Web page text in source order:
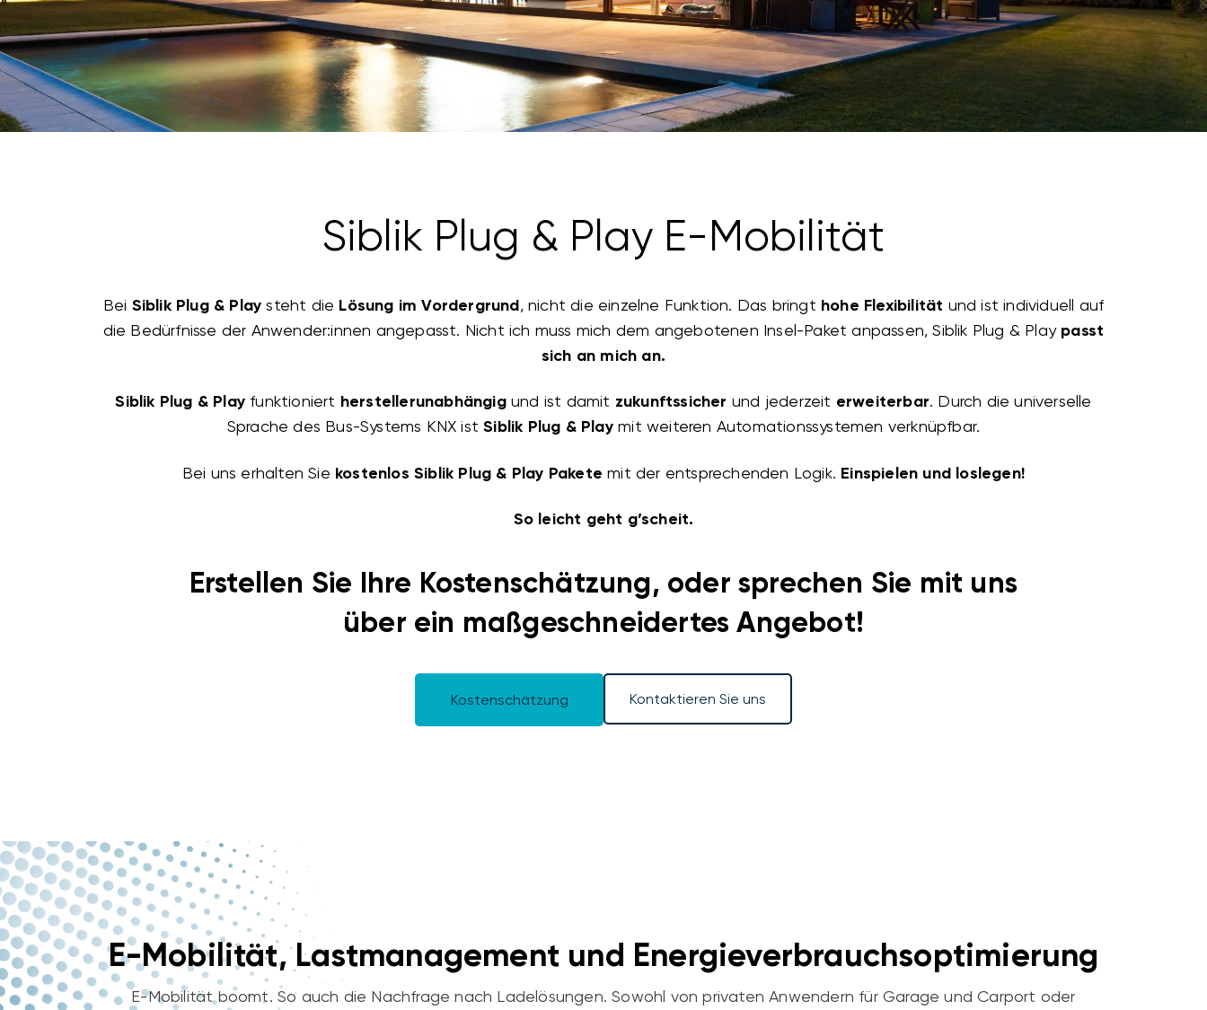
Siblik Plug & Play E-Mobilität
Bei Siblik Plug & Play steht die Lösung im Vordergrund, nicht die einzelne Funktion. Das bringt hohe Flexibilität und ist individuell auf
die Bedürfnisse der Anwender:innen angepasst. Nicht ich muss mich dem angebotenen Insel-Paket anpassen, Siblik Plug & Playpasst
sich an mich an.
Siblik Plug & Play funktioniert herstellerunabhängigund ist damit zukunftssicher und jederzeit erweiterbar. Durch die universelle
Sprache des Bus-Systems KNX istSiblik Plug & Playmit weiteren Automationssystemen verknüpfbar.
Bei uns erhalten Sie kostenlos Siblik Plug & Play Pakete mit der entsprechenden Logik. Einspielen und loslegen!
So leicht geht g’scheit.
Erstellen Sie Ihre Kostenschätzung, oder sprechen Sie mit uns
über ein maßgeschneidertes Angebot!
Kostenschätzung Kontaktieren Sie uns
E-Mobilität, Lastmanagement und Energieverbrauchsoptimierung
E-Mobilität boomt. So auch die Nachfrage nach Ladelösungen. Sowohl von privaten Anwendern für Garage und Carport oder